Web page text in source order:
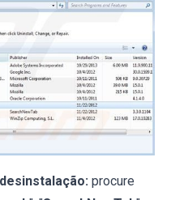
procure